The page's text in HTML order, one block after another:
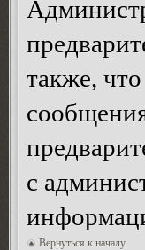
также,
с
Вернуться к началу